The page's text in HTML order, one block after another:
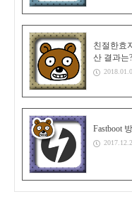
친절한효
산 결과는?
Fastboot